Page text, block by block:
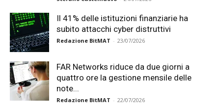
Il 41% delle istituzioni finanziarie ha
subito attacchi cyber distruttivi
Redazione BitMAT - 23/07/2026
FAR Networks riduce da due giorni a
quattro ore la gestione mensile delle
note...
Redazione BitMAT - 22/07/2026